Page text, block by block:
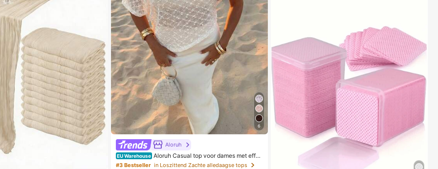
6
Aloruh
EU Warehouse Aloruh Casual top voor dames met effen
kleur en asymmetrische textuur, zomer
#3 Bestseller in Loszittend Zachte alledaagse tops